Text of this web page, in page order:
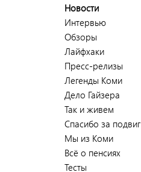
Новости
Интервью
Обзоры
Лайфхаки
Пресс-релизы
Легенды Коми
Дело Гайзера
Так и живем
Спасибо за подвиг
Мы из Коми
Всё о пенсиях
Тесты